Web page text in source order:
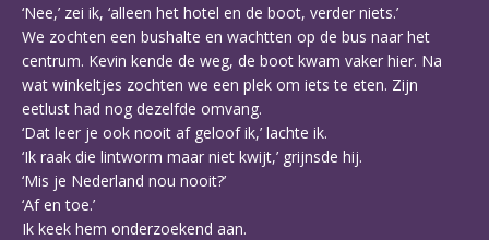
‘Nee,’ zei ik, ‘alleen het hotel en de boot, verder niets.’
We zochten een bushalte en wachtten op de bus naar het
centrum. Kevin kende de weg, de boot kwam vaker hier. Na
wat winkeltjes zochten we een plek om iets te eten. Zijn
eetlust had nog dezelfde omvang.
‘Dat leer je ook nooit af geloof ik,’ lachte ik.
‘Ik raak die lintworm maar niet kwijt,’ grijnsde hij.
‘Mis je Nederland nou nooit?’
‘Af en toe.’
Ik keek hem onderzoekend aan.